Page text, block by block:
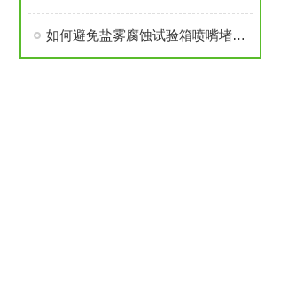
如何避免盐雾腐蚀试验箱喷嘴堵塞或破裂呢